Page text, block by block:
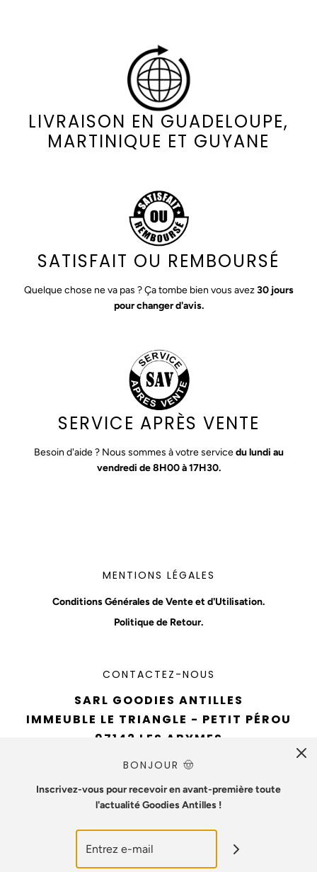
LIVRAISON EN GUADELOUPE,
MARTINIQUE ET GUYANE
SATISFAIT OU REMBOURSÉ
Quelque chose ne va pas ? Ça tombe bien vous avez30 jours
pour changer d'avis.
SERVICE APRÈS VENTE
Besoin d'aide ? Nous sommes à votre servicedu lundi au
vendredi de 8H00 à 17H30.
MENTIONS LÉGALES
Conditions Générales de Vente et d'Utilisation.
Politique de Retour.
CONTACTEZ-NOUS
SARL GOODIES ANTILLES
IMMEUBLE LE TRIANGLE - PETIT PÉROU
97142 LES ABYMES
TÉL : 0690 94 61 93
CONTACT@GOODIESANTILLES.COM
NUMÉRO SIREN : 890715642
BONJOUR 🤠
Inscrivez-vous pour recevoir en avant-première toute
l'actualité Goodies Antilles !